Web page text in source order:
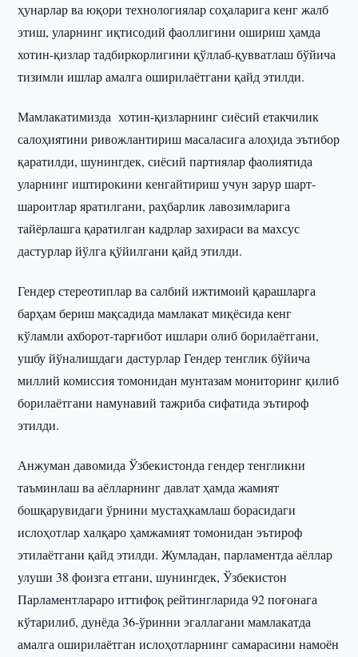
ҳунарлар ва юқори технологиялар соҳаларига кенг жалб
этиш, уларнинг иқтисодий фаоллигини ошириш ҳамда
хотин-қизлар тадбиркорлигини қўллаб-қувватлаш бўйича
тизимли ишлар амалга оширилаётгани қайд этилди.
Мамлакатимизда хотин-қизларнинг сиёсий етакчилик
салоҳиятини ривожлантириш масаласига алоҳида эътибор
қаратилди, шунингдек, сиёсий партиялар фаолиятида
уларнинг иштирокини кенгайтириш учун зарур шарт-
шароитлар яратилгани, раҳбарлик лавозимларига
тайёрлашга қаратилган кадрлар захираси ва махсус
дастурлар йўлга қўйилгани қайд этилди.
Гендер стереотиплар ва салбий ижтимоий қарашларга
барҳам бериш мақсадида мамлакат миқёсида кенг
кўламли ахборот-тарғибот ишлари олиб борилаётгани,
ушбу йўналишдаги дастурлар Гендер тенглик бўйича
миллий комиссия томонидан мунтазам мониторинг қилиб
борилаётгани намунавий тажриба сифатида эътироф
этилди.
Анжуман давомида Ўзбекистонда гендер тенгликни
таъминлаш ва аёлларнинг давлат ҳамда жамият
бошқарувидаги ўрнини мустаҳкамлаш борасидаги
ислоҳотлар халқаро ҳамжамият томонидан эътироф
этилаётгани қайд этилди. Жумладан, парламентда аёллар
улуши 38 фоизга етгани, шунингдек, Ўзбекистон
Парламентлараро иттифоқ рейтингларида 92 поғонага
кўтарилиб, дунёда 36-ўринни эгаллагани мамлакатда
амалга оширилаётган ислоҳотларнинг самарасини намоён